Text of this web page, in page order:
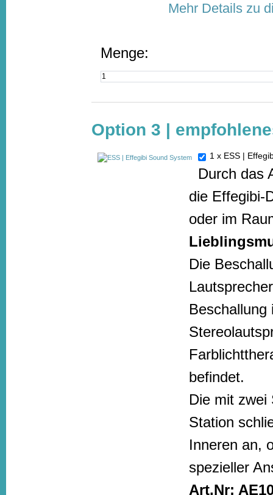
Mehr Details zu
Menge:
Option 3 |
1 x ESS |
Durch das
die Effegibi-
oder im
Die
befindet.
Die mit zwei
Station
Inneren an,
spezieller
Art.Nr: